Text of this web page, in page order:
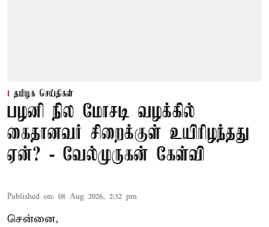
தமிழக செய்திகள்
பழனி நில மோசடி வழக்கில்
கைதானவர் சிறைக்குள் உயிரிழந்தது
ஏன்? - வேல்முருகன் கேள்வி
Published on: 08 Aug 2026, 2:32 pm
சென்னை,